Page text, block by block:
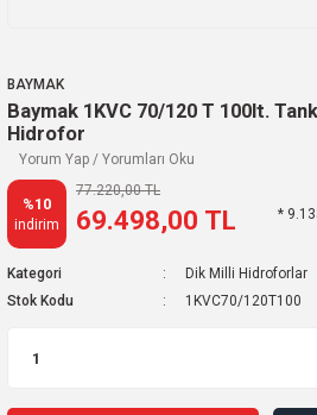
BAYMAK
Baymak 1KVC 70/120 T 100lt.
Hidrofor
Yorum Yap / Yorumları Oku
%10
indirim
77.220,00 TL
69.498,00 TL *
Kategori
Dik Milli Hidroforlar
Stok Kodu
1KVC70/120T100